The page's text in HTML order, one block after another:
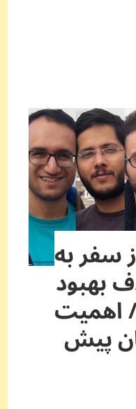
سفر به
بهبود
اهمیت
پیش